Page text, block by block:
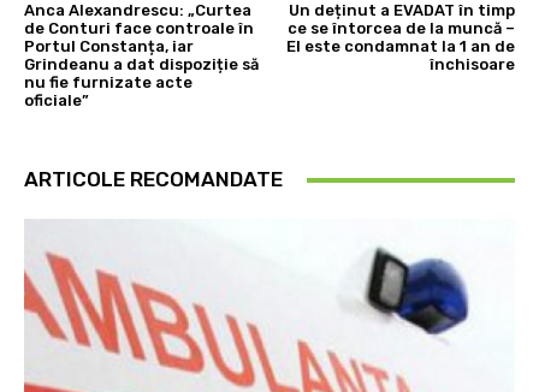
Anca Alexandrescu: „Curtea
de Conturi face controale în
Portul Constanța, iar
Grindeanu a dat dispoziție să
nu fie furnizate acte
oficiale”
Un deținut a EVADAT în timp
ce se întorcea de la muncă –
El este condamnat la 1 an de
închisoare
ARTICOLE RECOMANDATE